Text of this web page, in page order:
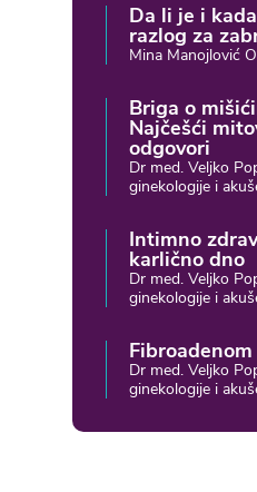
Da li je i
razlog za
Mina Manojlović
Briga o
Najčešći
odgovori
Dr med. Veljko
ginekologije i
Intimno
karlično dno
Dr med. Veljko
ginekologije i
Dr med. Veljko
ginekologije i